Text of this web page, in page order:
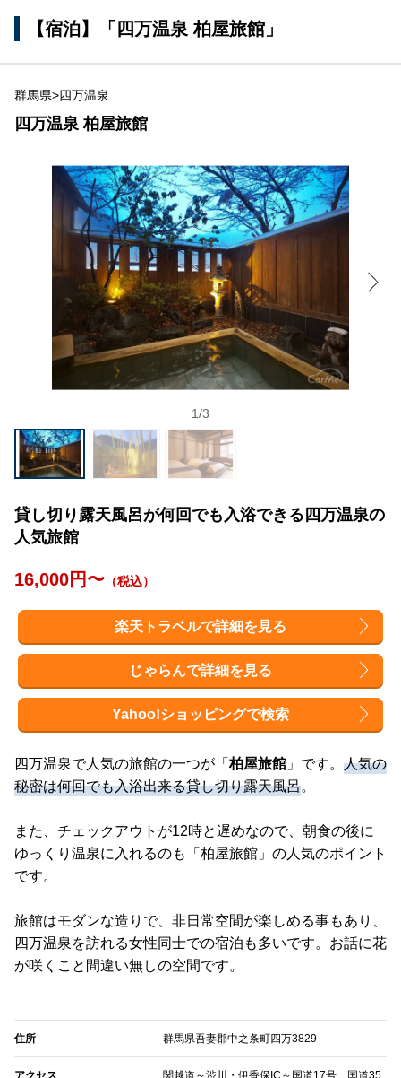
【宿泊】「四万温泉 柏屋旅館」
群馬県>四万温泉
四万温泉 柏屋旅館
1/3
貸し切り露天風呂が何回でも入浴できる四万温泉の
人気旅館
16,000円〜 （税込）
楽天トラベルで詳細を見る
じゃらんで詳細を見る
Yahoo!ショッピングで検索
四万温泉で人気の旅館の一つが「柏屋旅館 」です。 人気の
秘密は何回でも入浴出来る貸し切り露天風呂。
また、チェックアウトが12時と遅めなので、朝食の後に
ゆっくり温泉に入れるのも「柏屋旅館」の人気のポイント
です。
旅館はモダンな造りで、非日常空間が楽しめる事もあり、
四万温泉を訪れる女性同士での宿泊も多いです。お話に花
が咲くこと間違い無しの空間です。
住所 群馬県吾妻郡中之条町四万3829
アクセス
関越道～渋川・伊香保IC～国道17号、国道35